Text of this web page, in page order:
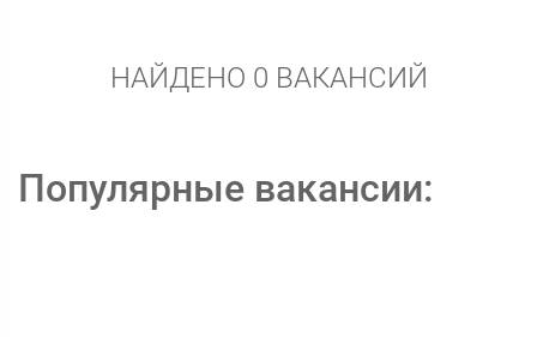
НАЙДЕНО 0 ВАКАНСИЙ
Популярные вакансии: